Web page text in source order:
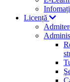
Licență